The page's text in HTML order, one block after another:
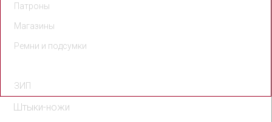
Патроны
Магазины
Ремни и подсумки
ЗИП
Штыки-ножи